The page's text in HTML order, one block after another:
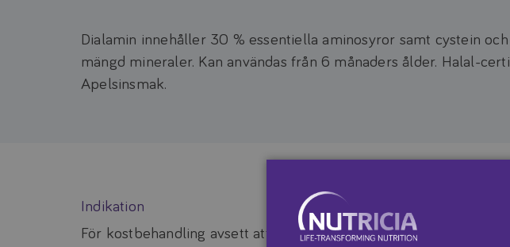
Dialamin innehåller 30 % essentiella aminosyror samt cystein
mängd mineraler. Kan användas från 6 månaders ålder. Halal-
Apelsinsmak.
Indikation
För kostbehandling avsett att användas vid lågproteinkost där